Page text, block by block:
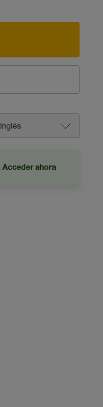
Inglés
Acceder ahora